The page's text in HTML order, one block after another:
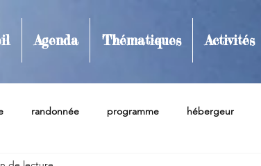
Agenda Thématiques Activités
randonnée programme hébergeur